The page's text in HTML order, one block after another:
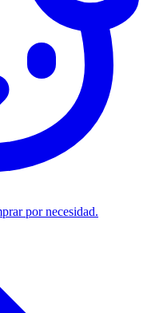
por necesidad.